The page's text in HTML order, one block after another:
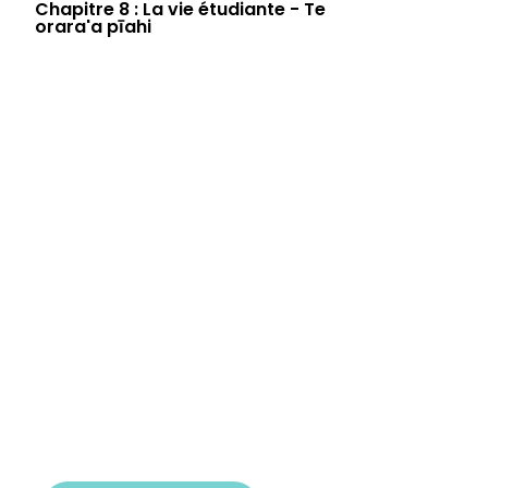
Chapitre 8 : La vie étudiante - Te
orara'a pīahi